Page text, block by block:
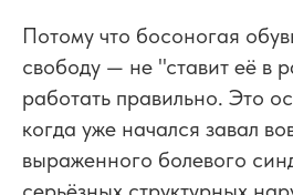
Потому что босоногая
свободу — не "ставит её в
работать правильно. Это
когда уже начался завал
выраженного болевого